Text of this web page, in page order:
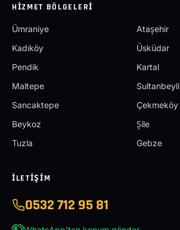
HIZMET BÖLGELERI
Ümraniye
Ataşehir
Kadıköy
Üsküdar
Pendik
Kartal
Maltepe
Sultanbeyli
Sancaktepe
Çekmeköy
Beykoz
Şile
Tuzla
Gebze
İLETIŞIM
0532 712 95 81